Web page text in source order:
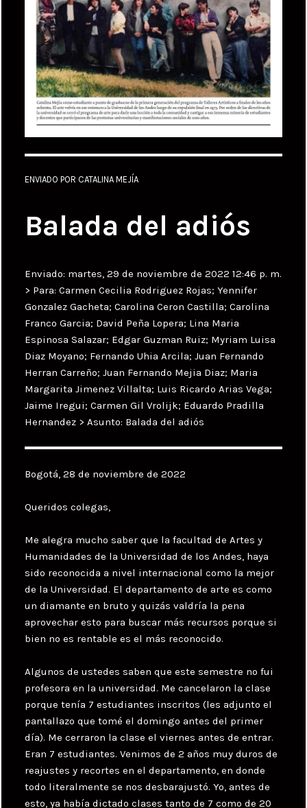
ENVIADO POR CATALINA MEJÍA
Balada del adiós
Enviado: martes, 29 de noviembre de 2022 12:46 p. m.
> Para: Carmen Cecilia Rodriguez Rojas; Yennifer
Gonzalez Gacheta; Carolina Ceron Castilla; Carolina
Franco Garcia; David Peña Lopera; Lina Maria
Espinosa Salazar; Edgar Guzman Ruiz; Myriam Luisa
Diaz Moyano; Fernando Uhia Arcila; Juan Fernando
Herran Carreño; Juan Fernando Mejia Diaz; Maria
Margarita Jimenez Villalta; Luis Ricardo Arias Vega;
Jaime Iregui; Carmen Gil Vrolijk; Eduardo Pradilla
Hernandez > Asunto: Balada del adiós
Bogotá, 28 de noviembre de 2022
Queridos colegas,
Me alegra mucho saber que la facultad de Artes y
Humanidades de la Universidad de los Andes, haya
sido reconocida a nivel internacional como la mejor
de la Universidad. El departamento de arte es como
un diamante en bruto y quizás valdría la pena
aprovechar esto para buscar más recursos porque si
bien no es rentable es el más reconocido.
Algunos de ustedes saben que este semestre no fui
profesora en la universidad. Me cancelaron la clase
porque tenía 7 estudiantes inscritos (les adjunto el
pantallazo que tomé el domingo antes del primer
día). Me cerraron la clase el viernes antes de entrar.
Eran 7 estudiantes. Venimos de 2 años muy duros de
reajustes y recortes en el departamento, en donde
todo literalmente se nos desbarajustó. Yo, antes de
esto, ya había dictado clases tanto de 7 como de 20